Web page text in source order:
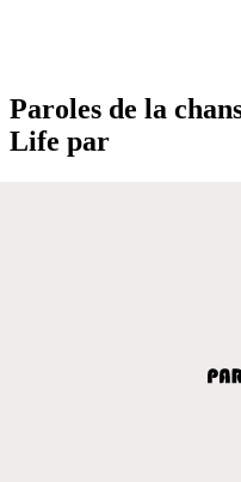
Paroles de la
Life par